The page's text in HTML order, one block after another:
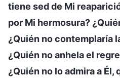
tiene sed de Mi
por Mi hermosura?
¿Quién no contemplaría
¿Quién no anhela el
¿Quién no lo admira a Él,